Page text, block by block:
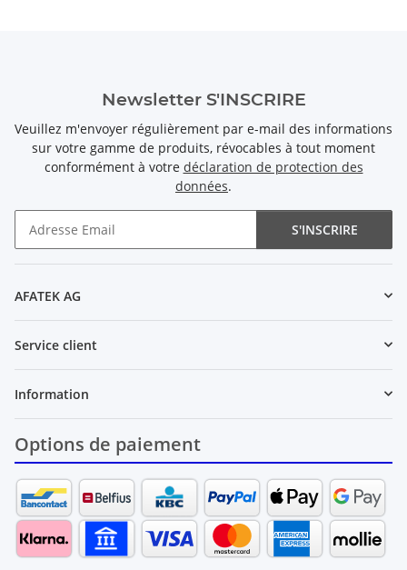
Newsletter S'INSCRIRE
Veuillez m'envoyer régulièrement par e-mail des informations
sur votre gamme de produits, révocables à tout moment
conformément à votre déclaration de protection des
données.
S'INSCRIRE
AFATEK AG
Service client
Information
Options de paiement